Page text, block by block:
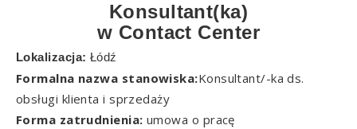
Konsultant(ka)
w Contact Center
Lokalizacja: Łódź
Formalna nazwa stanowiska:Konsultant/-ka ds.
obsługi klienta i sprzedaży
Forma zatrudnienia: umowa o pracę